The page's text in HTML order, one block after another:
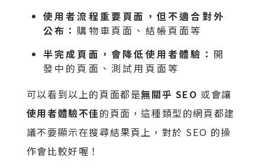
使用者流程重要頁面，但不適合對外
公布： 購物車頁面、結帳頁面等
半完成頁面，會降低使用者體驗： 開
發中的頁面、測試用頁面等
可以看到以上的頁面都是無關乎 SEO 或會讓
使用者體驗不佳的頁面，這種類型的網頁都建
議不要顯示在搜尋結果頁上，對於 SEO 的操
作會比較好喔！